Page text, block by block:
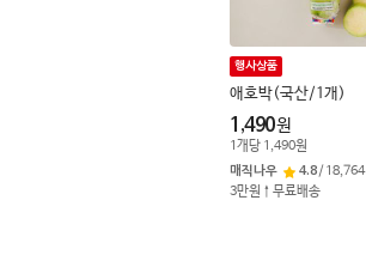
애호박(국산/1개)
행사상품
1,490원
1 개당 1,490원
매직나우
4.8/ 18,764
3만원↑무료배송